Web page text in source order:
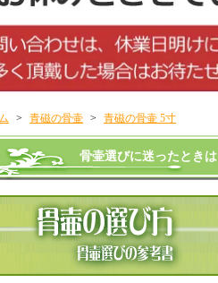
> 青磁の骨壷 > 青磁の骨壷 5寸
骨壷選びに迷ったときは